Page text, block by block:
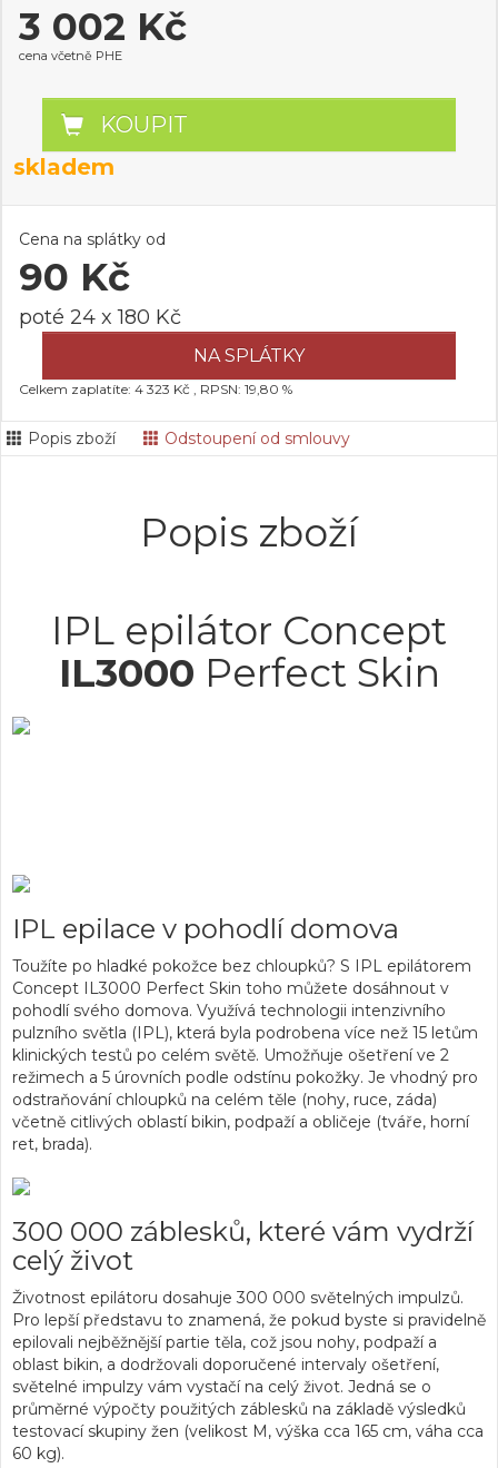
3 002 Kč
cena včetně PHE
KOUPIT
skladem
Cena na splátky od
90 Kč
poté 24 x 180 Kč
NA SPLÁTKY
Celkem zaplatíte: 4 323 Kč , RPSN: 19,80 %
Popis zboží Odstoupení od smlouvy
Popis zboží
IPL epilátor Concept
IL3000 Perfect Skin
IPL epilace v pohodlí domova
Toužíte po hladké pokožce bez chloupků? S IPL epilátorem
Concept IL3000 Perfect Skin toho můžete dosáhnout v
pohodlí svého domova. Využívá technologii intenzivního
pulzního světla (IPL), která byla podrobena více než 15 letům
klinických testů po celém světě. Umožňuje ošetření ve 2
režimech a 5 úrovních podle odstínu pokožky. Je vhodný pro
odstraňování chloupků na celém těle (nohy, ruce, záda)
včetně citlivých oblastí bikin, podpaží a obličeje (tváře, horní
ret, brada).
300 000 záblesků, které vám vydrží
celý život
Životnost epilátoru dosahuje 300 000 světelných impulzů.
Pro lepší představu to znamená, že pokud byste si pravidelně
epilovali nejběžnější partie těla, což jsou nohy, podpaží a
oblast bikin, a dodržovali doporučené intervaly ošetření,
světelné impulzy vám vystačí na celý život. Jedná se o
průměrné výpočty použitých záblesků na základě výsledků
testovací skupiny žen (velikost M, výška cca 165 cm, váha cca
60 kg).